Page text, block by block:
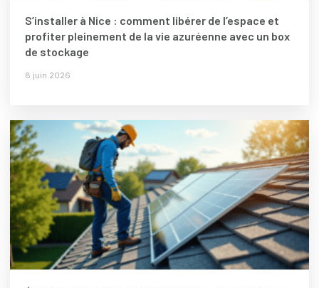
S’installer à Nice : comment libérer de l’espace et
profiter pleinement de la vie azuréenne avec un box
de stockage
8 juin 2026